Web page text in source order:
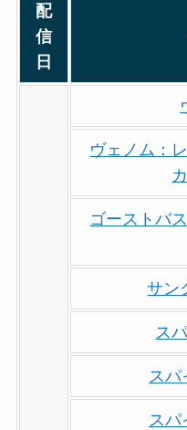
配
信
日
ヴェノム：
ゴーストバ
サン
ス
スパ
ス